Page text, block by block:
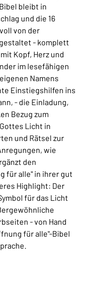
bleibt in
und die 16
von der
- komplett
Kopf, Herz und
im lesefähigen
Namens
Einstiegshilfen ins
- die Einladung,
Bezug zum
Licht in
und Rätsel zur
wie
den
für alle" in ihrer gut
Highlight: Der
für das Licht
- von Hand
für alle"-Bibel